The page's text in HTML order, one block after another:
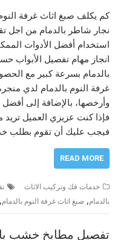
كم يكلف صبغ اثاث غرفة
نجار شاطر بالدمام من اجل
استخدام أفضل الأدوات
انجاز مهام تفصيل الأبواب
بالدمام بسرعة كبير مع
غرفة النوم بالدمام لدي
وأرخصها، بالإضافة إلى أفضل
فإذا كنت عزيزي العميل
فيجب عليك أن تقوم بطلب
READ MORE
خدمات فك وتركيب الاثاث
بالدمام,صبغ اثاث غرفة النوم بالدمام
تفصيل مطابخ خشب بالخبر